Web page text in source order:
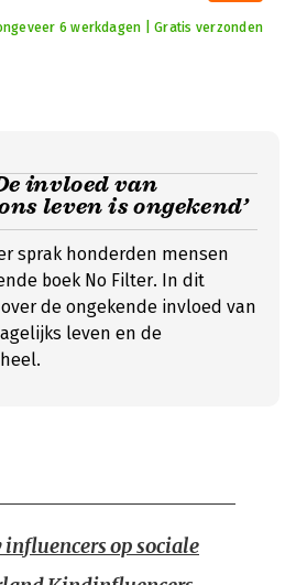
6 werkdagen | Gratis verzonden
invloed van
leven is ongekend’
sprak honderden mensen
boek No Filter. In dit
de ongekende invloed van
leven en de
op sociale